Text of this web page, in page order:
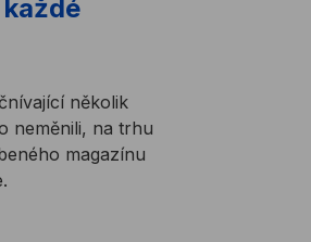
několik
neměnili, na trhu
magazínu